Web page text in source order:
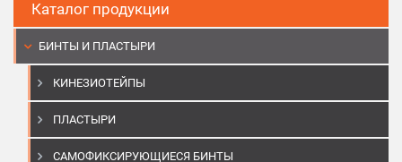
Каталог продукции
БИНТЫ И ПЛАСТЫРИ
КИНЕЗИОТЕЙПЫ
ПЛАСТЫРИ
САМОФИКСИРУЮЩИЕСЯ БИНТЫ